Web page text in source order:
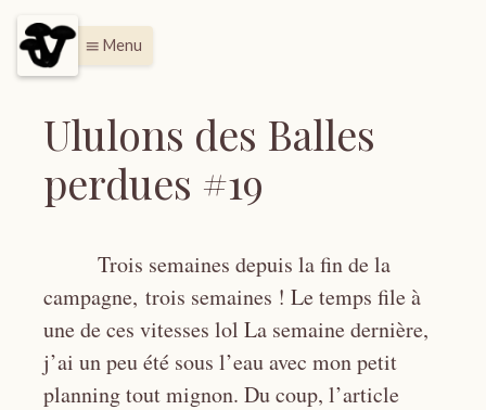
menu Menu
Ululons des Balles
perdues #19
Trois semaines depuis la fin de la
campagne, trois semaines ! Le temps file à
une de ces vitesses lol La semaine dernière,
j’ai un peu été sous l’eau avec mon petit
planning tout mignon. Du coup, l’article